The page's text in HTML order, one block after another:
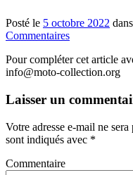
Posté le 5 octobre 2022
Commentaires
Pour compléter cet article
info@moto-collection.org
Laisser un
Votre adresse e-mail ne sera
sont indiqués avec *
Commentaire